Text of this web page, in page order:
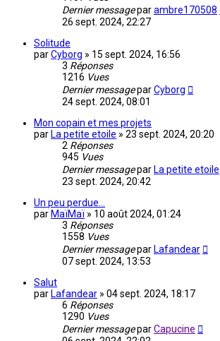
Dernier messageparambre170508
26 sept. 2024, 22:27
Solitude
parCyborg » 15 sept. 2024, 16:56
3 Réponses
1216 Vues
Dernier messageparCyborg
24 sept. 2024, 08:01
Mon copain et mes projets
par La petite etoile » 23 sept. 2024, 20:20
2 Réponses
945 Vues
Dernier messagepar La petite etoile
23 sept. 2024, 20:42
Un peu perdue…
par MaïMaï » 10 août 2024, 01:24
3 Réponses
1558 Vues
Dernier messagepar Lafandear
07 sept. 2024, 13:53
Salut
par Lafandear » 04 sept. 2024, 18:17
6 Réponses
1290 Vues
Dernier messageparCapucine